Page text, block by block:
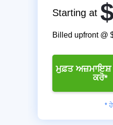
Starting at
Billed upfront @
ਮੁਫ਼ਤ ਅਜ਼ਮਾਇਸ਼
ਕਰੋ*
*